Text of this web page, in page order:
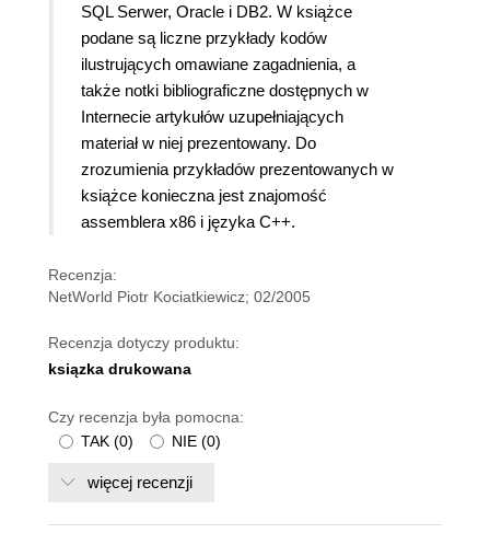
SQL Serwer, Oracle i DB2. W książce
podane są liczne przykłady kodów
ilustrujących omawiane zagadnienia, a
także notki bibliograficzne dostępnych w
Internecie artykułów uzupełniających
materiał w niej prezentowany. Do
zrozumienia przykładów prezentowanych w
książce konieczna jest znajomość
assemblera x86 i języka C++.
Recenzja:
NetWorld Piotr Kociatkiewicz; 02/2005
Recenzja dotyczy produktu:
ksiązka drukowana
Czy recenzja była pomocna:
TAK (0) NIE (0)
więcej recenzji